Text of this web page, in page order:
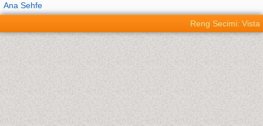
Ana Sehfe
Reng Secimi: Vista